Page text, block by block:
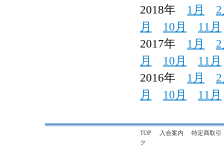
2018年 1月
月
10月
11月
2017年 1月
月
10月
11月
2016年 1月
月
10月 11月
TOP 入会案内
特定商取引
ク